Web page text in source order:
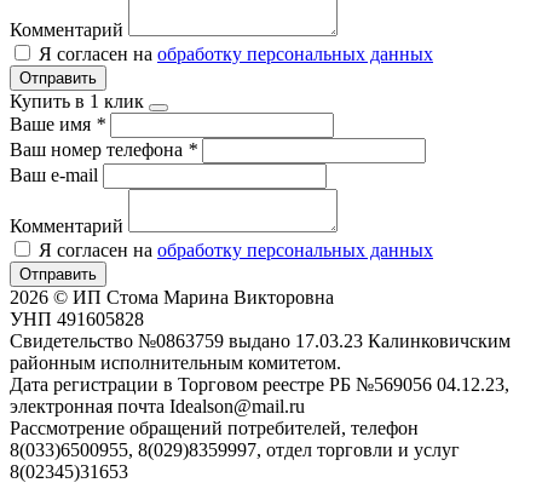
Комментарий
Я согласен на обработку персональных данных
Отправить
Купить в 1 клик
Ваше имя *
Ваш номер телефона *
Ваш e-mail
Комментарий
Я согласен на обработку персональных данных
Отправить
2026 © ИП Стома Марина Викторовна
УНП 491605828
Свидетельство №0863759 выдано 17.03.23 Калинковичским
районным исполнительным комитетом.
Дата регистрации в Торговом реестре РБ №569056 04.12.23,
электронная почта Idealson@mail.ru
Рассмотрение обращений потребителей, телефон
8(033)6500955, 8(029)8359997, отдел торговли и услуг
8(02345)31653